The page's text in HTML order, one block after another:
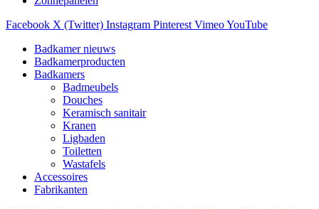
Facebook X (Twitter) Instagram Pinterest VimeoYouTube
Badkamer nieuws
Badkamerproducten
Badkamers
Badmeubels
Douches
Keramisch sanitair
Kranen
Ligbaden
Toiletten
Wastafels
Accessoires
Fabrikanten